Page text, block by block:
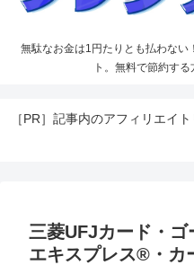
無駄なお金は1円たりとも払わない
ト。無料で節約する
［PR］記事内のアフィリエイ
三菱UFJカード・ゴ
エキスプレス®・カ